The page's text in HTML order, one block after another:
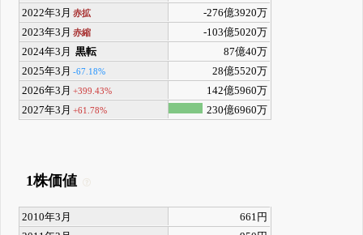
2022年3月 赤拡
-276億3920万
2023年3月 赤縮
-103億5020万
2024年3月 黒転
87億40万
2025年3月 -67.18%
28億5520万
2026年3月 +399.43%
142億5960万
2027年3月 +61.78% 230億6960万
1株価値
2010年3月
661円